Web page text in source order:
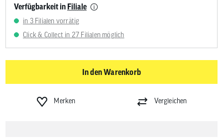
Verfügbarkeit in Filiale
in 3 Filialen vorrätig
Click & Collect in 27 Filialen möglich
In den Warenkorb
Merken Vergleichen